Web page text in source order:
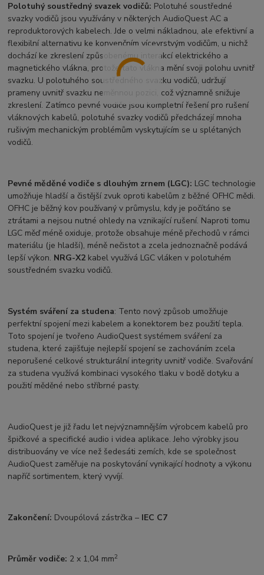
Polotuhý soustředný svazek vodičů: Polotuhé soustředné
svazky vodičů jsou využívány v některých AudioQuest AC a
reproduktorových kabelech. Jde o velmi nákladnou, ale efektivní a
flexibilní alternativu ke konvenčním vícevrstvým vodičům, u nichž
dochází ke zkreslení způsobenému interakcí elektrického a
magnetického vlákna, protože tato vlákna mění svoji polohu uvnitř
svazku. U polotuhého soustředného svazku vodičů, udržují
prameny uvnitř svazku neměnnou pozici, což významně snižuje
zkreslení. Zatímco pevné vodiče jsou kompletní řešení pro rušení
vláknových kabelů, polotuhé svazky vodičů předcházejí mnoha
rušivým mechanickým problémům vyskytujícím se u splétaných
vodičů.
Pevné měděné vodiče s dlouhým zrnem (LGC): LGC technologie
umožňuje hladší a čistější zvuk oproti kabelům z běžné OFHC mědi.
OFHC je běžný kov používaný v průmyslu, kdy je počítáno se
ztrátami a nejsou nutné ohledy na vznikající rušení. Naproti tomu
LGC měď méně oxiduje, protože obsahuje méně přechodů v rámci
materiálu (je hladší), méně nečistot a zcela jednoznačně podává
lepší výkon. NRG-X2 kabel využívá LGC vláken v polotuhém
soustředném svazku vodičů.
Systém sváření za studena: Tento nový způsob umožňuje
perfektní spojení mezi kabelem a konektorem bez použití tepla.
Toto spojení je tvořeno AudioQuest systémem sváření za
studena, které zajišťuje nejlepší spojení se zachováním zcela
neporušené celkové strukturální integrity uvnitř vodiče. Svařování
za studena využívá kombinaci vysokého tlaku v bodě dotyku a
použití měděné nebo stříbrné pasty.
AudioQuest je již řadu let nejvýznamnějším výrobcem kabelů pro
špičkové a specifické audio i videa aplikace. Jeho výrobky jsou
distribuovány ve více než šedesáti zemích, kde se společnost
AudioQuest zaměřuje na poskytování vynikající hodnoty a výkonu
napříč sortimentem, který vyvíjí.
Zakončení: Dvoupólová zástrčka – IEC C7
Průměr vodiče: 2 x 1,04 mm2